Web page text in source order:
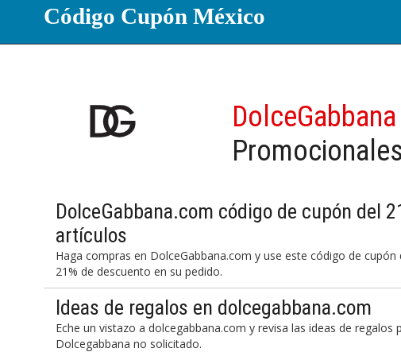
Código Cupón México
DolceGabbana
Promocionales
DolceGabbana.com código de cupón del
artículos
Haga compras en DolceGabbana.com y use este código de
21% de descuento en su pedido.
Ideas de regalos en dolcegabbana.com
Eche un vistazo a dolcegabbana.com y revisa las ideas de regalos
Dolcegabbana no solicitado.